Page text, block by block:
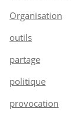
Organisation
outils
partage
politique
provocation